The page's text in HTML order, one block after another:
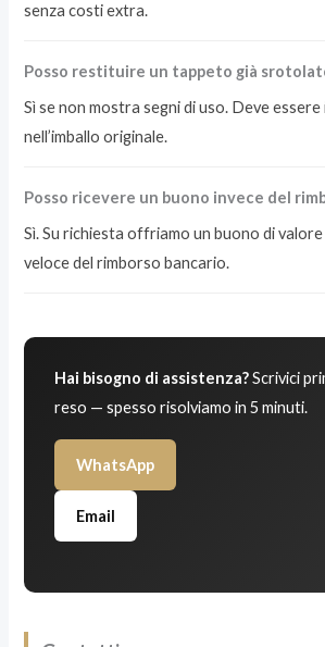
senza costi extra.
Posso restituire un tappeto già
Sì se non mostra segni di uso. Deve
nell’imballo originale.
Posso ricevere un buono invece del
Sì. Su richiesta offriamo un buono di
veloce del rimborso bancario.
Hai bisogno di assistenza?Scrivici
reso — spesso risolviamo in 5 minuti.
WhatsApp
Email